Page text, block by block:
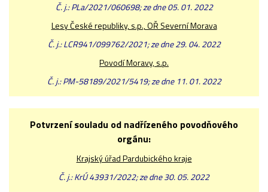
Č. j.: PLa/2021/060698; ze dne 05. 01. 2022
Lesy České republiky, s.p., OŘ Severní Morava
Č. j.: LCR941/099762/2021; ze dne 29. 04. 2022
Povodí Moravy, s.p.
Č. j.: PM-58189/2021/5419; ze dne 11. 01. 2022
Potvrzení souladu od nadřízeného povodňového
orgánu:
Krajský úřad Pardubického kraje
Č. j.: KrÚ 43931/2022; ze dne 30. 05. 2022